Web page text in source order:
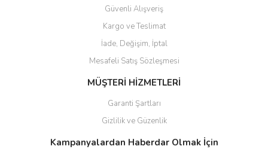
Güvenli Alışveriş
Kargo ve Teslimat
İade, Değişim, İptal
Mesafeli Satış Sözleşmesi
MÜŞTERİ HİZMETLERİ
Garanti Şartları
Gizlilik ve Güzenlik
Kampanyalardan Haberdar Olmak İçin